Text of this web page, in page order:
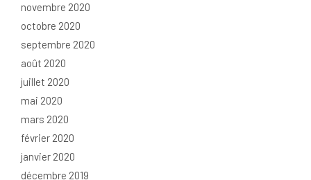
novembre 2020
octobre 2020
septembre 2020
août 2020
juillet 2020
mai 2020
mars 2020
février 2020
janvier 2020
décembre 2019